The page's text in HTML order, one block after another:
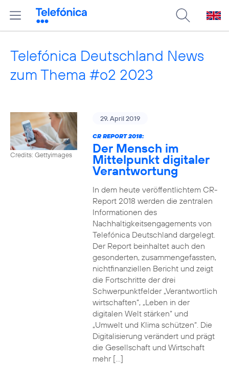
Telefónica Deutschland News
zum Thema #o2 2023
Credits: Gettyimages
29. April 2019
CR REPORT 2018:
Der Mensch im
Mittelpunkt digitaler
Verantwortung
In dem heute veröffentlichtem CR-
Report 2018 werden die zentralen
Informationen des
Nachhaltigkeitsengagements von
Telefónica Deutschland dargelegt.
Der Report beinhaltet auch den
gesonderten, zusammengefassten,
nichtfinanziellen Bericht und zeigt
die Fortschritte der drei
Schwerpunktfelder „Verantwortlich
wirtschaften“, „Leben in der
digitalen Welt stärken“ und
„Umwelt und Klima schützen“. Die
Digitalisierung verändert und prägt
die Gesellschaft und Wirtschaft
mehr […]